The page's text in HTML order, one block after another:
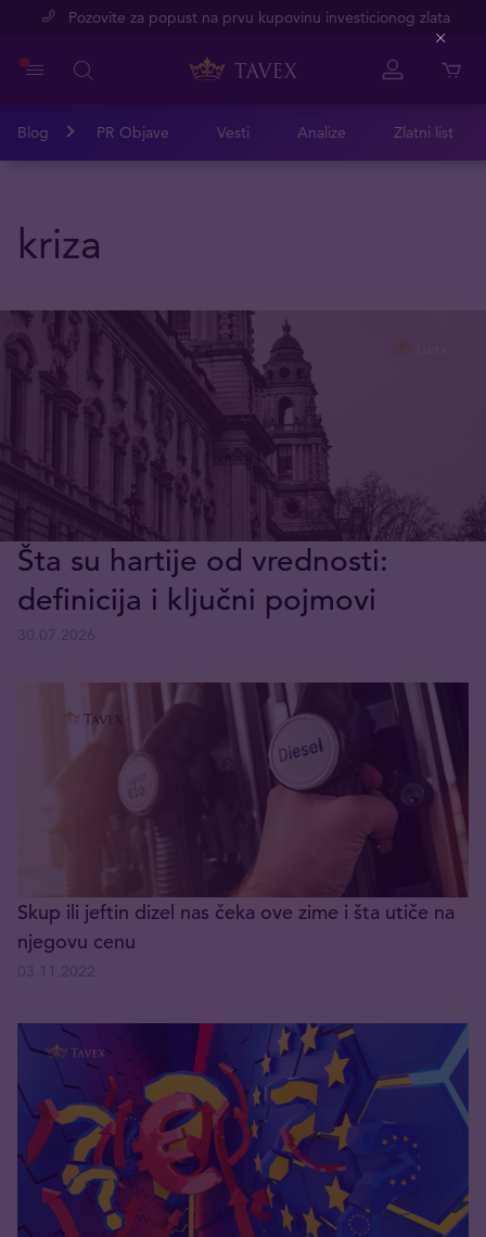
Pozovite za popust na prvu kupovinu investicionog zlata
Blog PR Objave Vesti Analize Zlatni list
kriza
Šta su hartije od vrednosti:
definicija i ključni pojmovi
Skup ili jeftin dizel nas čeka ove zime i šta utiče na
njegovu cenu
Close